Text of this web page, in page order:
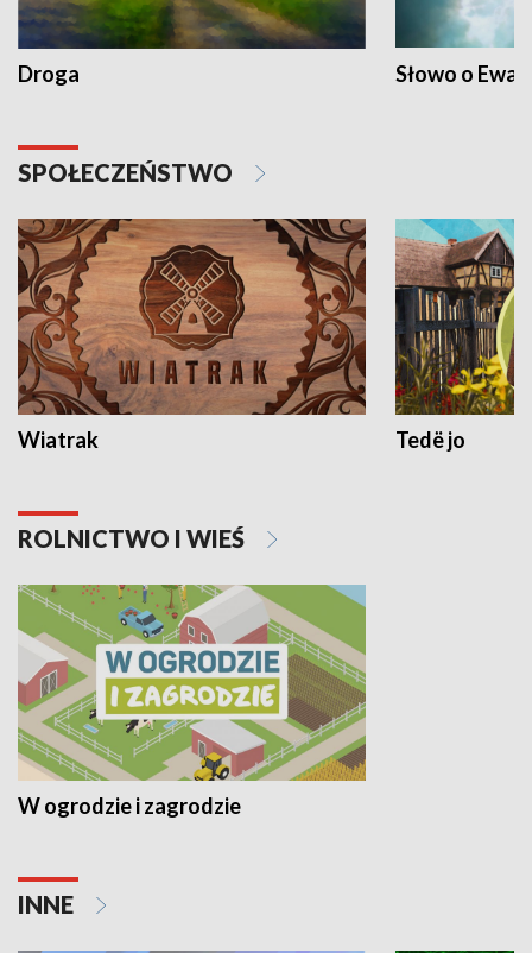
Droga Słowo o
SPOŁECZEŃSTWO
Wiatrak Tedë jo
ROLNICTWO I WIEŚ
W ogrodzie i zagrodzie
INNE